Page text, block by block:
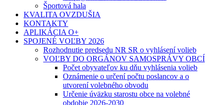
Športová hala
KVALITA OVZDUŠIA
KONTAKTY
APLIKÁCIA O+
SPOJENÉ VOĽBY 2026
Rozhodnutie predsedu NR SR o vyhlásení volieb
VOĽBY DO ORGÁNOV SAMOSPRÁVY OBCÍ
Počet obyvateľov ku dňu vyhlásenia volieb
Oznámenie o určení počtu poslancov a o
utvorení volebného obvodu
Určenie úväzku starostu obce na volebné
obdobie 2026-2030